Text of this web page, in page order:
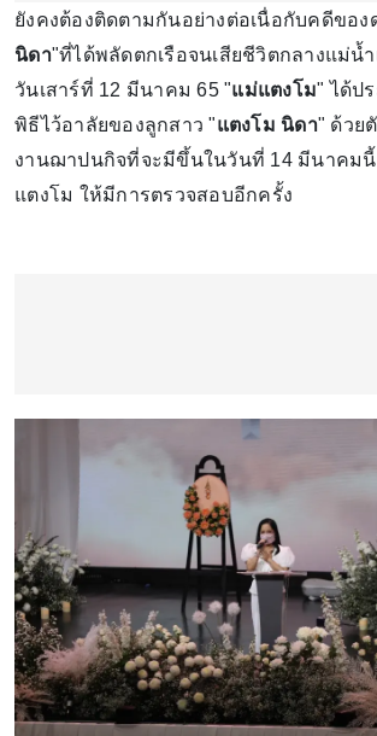
ยังคงต้องติดตามกันอย่างต่อเนื่อกับคดีของ
นิดา"ที่ได้พลัดตกเรือจนเสียชีวิตกลางแม่น้ำ
วันเสาร์ที่ 12 มีนาคม 65 "แม่แตงโม" ได้ป
พิธีไว้อาลัยของลูกสาว "แตงโม นิดา" ด้วย
งานฌาปนกิจที่จะมีขึ้นในวันที่​ 14​ มีนาคมนี้
แตงโม ให้มีการตรวจสอบอีกครั้ง